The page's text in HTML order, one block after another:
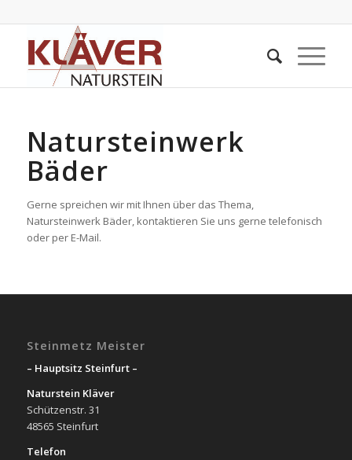
Natursteinwerk
Bäder
Gerne spreichen wir mit Ihnen über das Thema,
Natursteinwerk Bäder, kontaktieren Sie uns gerne telefonisch
oder per E-Mail.
Steinmetz Meister
– Hauptsitz Steinfurt –
Naturstein Kläver
Schützenstr. 31
48565 Steinfurt
Telefon